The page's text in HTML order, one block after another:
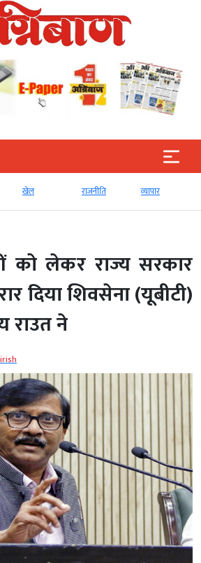
खेल राजनीति व्‍यापार
को लेकर राज्य सरकार
दिया शिवसेना (यूबीटी)
ने